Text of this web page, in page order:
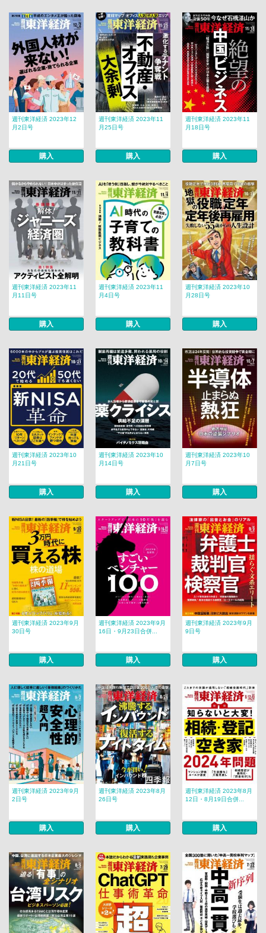
週刊東洋経済 2023年12
月2日号
購入
週刊東洋経済 2023年11
月25日号
購入
週刊東洋経済 2023年11
月18日号
購入
週刊東洋経済 2023年11
月11日号
購入
週刊東洋経済 2023年11
月4日号
購入
週刊東洋経済 2023年10
月28日号
購入
週刊東洋経済 2023年10
月21日号
購入
週刊東洋経済 2023年10
月14日号
購入
週刊東洋経済 2023年10
月7日号
購入
週刊東洋経済 2023年9月
30日号
購入
週刊東洋経済 2023年9月
16日・9月23日合併...
購入
週刊東洋経済 2023年9月
9日号
購入
週刊東洋経済 2023年9月
2日号
購入
週刊東洋経済 2023年8月
26日号
購入
週刊東洋経済 2023年8月
12日・8月19日合併...
購入